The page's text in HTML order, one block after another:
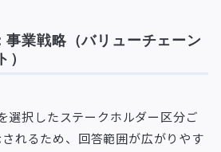
業戦略（バリューチェーン
選択したステークホルダー区分ご
れるため、回答範囲が広がりやす